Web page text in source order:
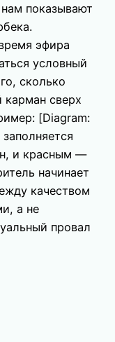
показывают
эфира
условный
сколько
карман сверх
[Diagram:
и красным —
начинает
качеством
а не
провал